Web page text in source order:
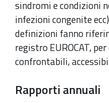
sindromi e condizioni
infezioni congenite
definizioni fanno
registro EUROCAT,
confrontabili,
Rapporti annuali